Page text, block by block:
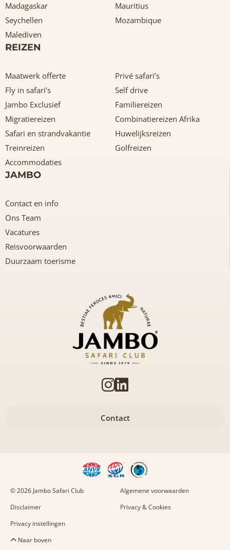
Madagaskar
Mauritius
Seychellen
Mozambique
Malediven
REIZEN
Maatwerk offerte
Privé safari’s
Fly in safari’s
Self drive
Jambo Exclusief
Familiereizen
Migratiereizen
Combinatiereizen Afrika
Safari en strandvakantie
Huwelijksreizen
Treinreizen
Golfreizen
Accommodaties
JAMBO
Contact en info
Ons Team
Vacatures
Reisvoorwaarden
Duurzaam toerisme
Contact
© 2026 Jambo Safari Club
Algemene voorwaarden
Disclaimer
Privacy & Cookies
Privacy instellingen
Naar boven